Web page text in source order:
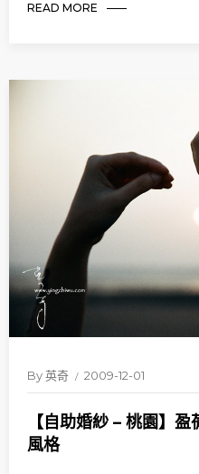
READ MORE
By英奇 2009-12-01
【自助婚紗 – 桃園】
風格